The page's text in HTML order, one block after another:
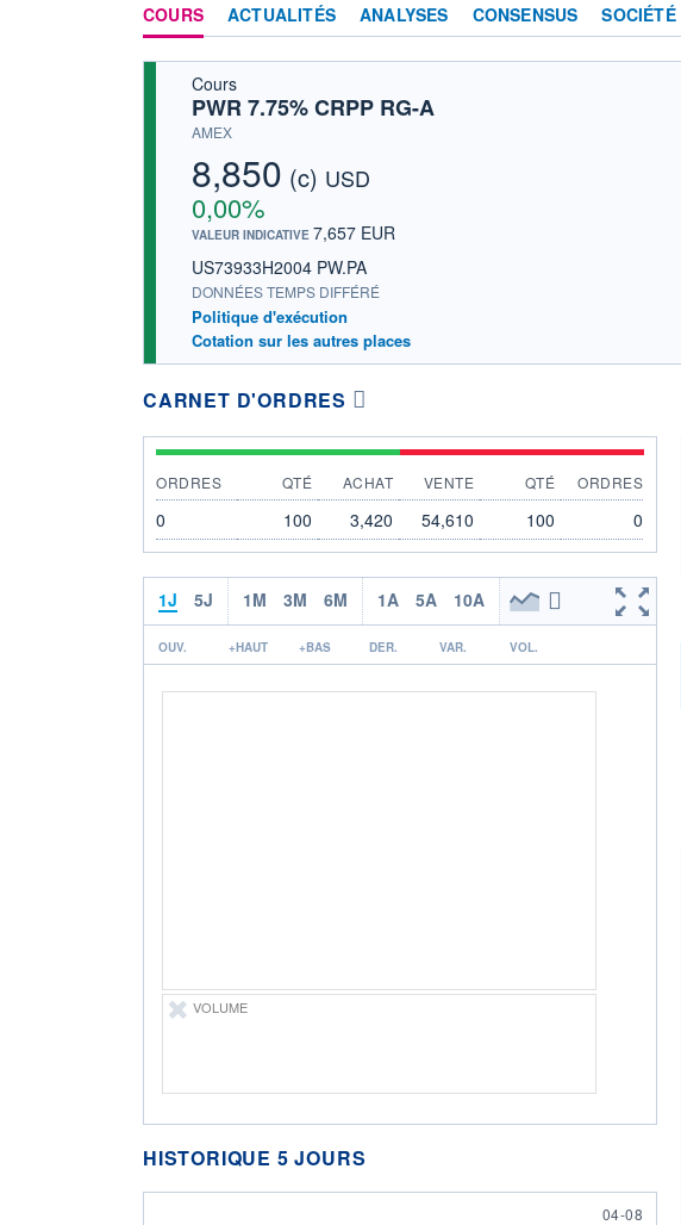
COURS ACTUALITÉS ANALYSES CONSENSUS SOCIÉTÉ
Cours
PWR 7.75% CRPP RG-A
AMEX
8,850 (c) USD
0,00%
VALEUR INDICATIVE 7,657 EUR
US73933H2004 PW.PA
DONNÉES TEMPS DIFFÉRÉ
Politique d'exécution
Cotation sur les autres places
CARNET D'ORDRES
ORDRES QTÉ ACHAT VENTE QTÉ ORDRES
0 100 3,420 54,610 100 0
1J 5J 1M 3M 6M 1A 5A 10A
OUV. +HAUT +BAS DER. VAR. VOL.
VOLUME
HISTORIQUE 5 JOURS
4 AUGUST
04-08